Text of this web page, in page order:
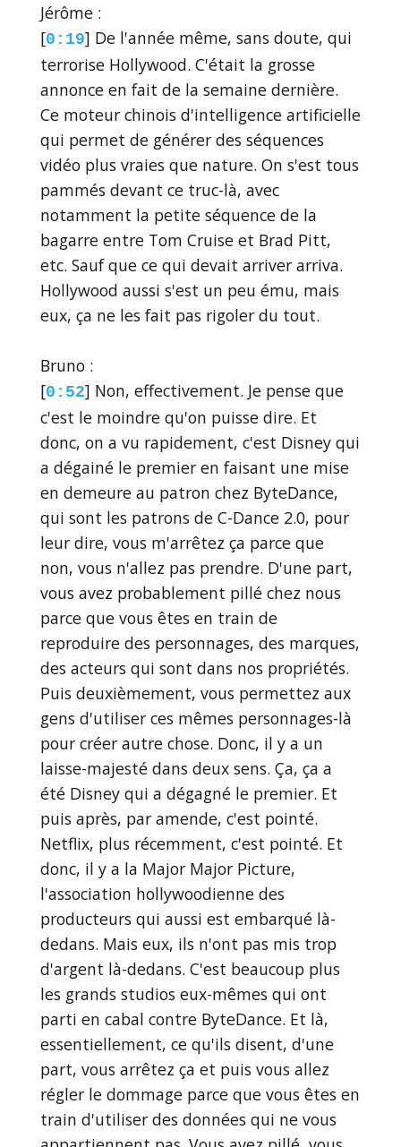
Jérôme :
[0:19] De l'année même, sans doute, qui
terrorise Hollywood. C'était la grosse
annonce en fait de la semaine dernière.
Ce moteur chinois d'intelligence artificielle
qui permet de générer des séquences
vidéo plus vraies que nature. On s'est tous
pammés devant ce truc-là, avec
notamment la petite séquence de la
bagarre entre Tom Cruise et Brad Pitt,
etc. Sauf que ce qui devait arriver arriva.
Hollywood aussi s'est un peu ému, mais
eux, ça ne les fait pas rigoler du tout.
Bruno :
[0:52] Non, effectivement. Je pense que
c'est le moindre qu'on puisse dire. Et
donc, on a vu rapidement, c'est Disney qui
a dégainé le premier en faisant une mise
en demeure au patron chez ByteDance,
qui sont les patrons de C-Dance 2.0, pour
leur dire, vous m'arrêtez ça parce que
non, vous n'allez pas prendre. D'une part,
vous avez probablement pillé chez nous
parce que vous êtes en train de
reproduire des personnages, des marques,
des acteurs qui sont dans nos propriétés.
Puis deuxièmement, vous permettez aux
gens d'utiliser ces mêmes personnages-là
pour créer autre chose. Donc, il y a un
laisse-majesté dans deux sens. Ça, ça a
été Disney qui a dégagné le premier. Et
puis après, par amende, c'est pointé.
Netflix, plus récemment, c'est pointé. Et
donc, il y a la Major Major Picture,
l'association hollywoodienne des
producteurs qui aussi est embarqué là-
dedans. Mais eux, ils n'ont pas mis trop
d'argent là-dedans. C'est beaucoup plus
les grands studios eux-mêmes qui ont
parti en cabal contre ByteDance. Et là,
essentiellement, ce qu'ils disent, d'une
part, vous arrêtez ça et puis vous allez
régler le dommage parce que vous êtes en
train d'utiliser des données qui ne vous